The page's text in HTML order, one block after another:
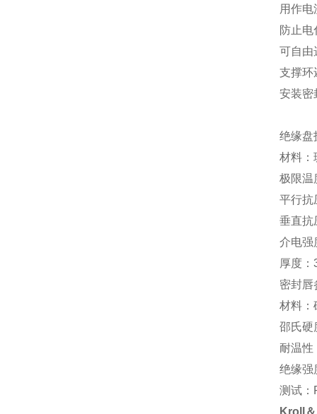
用作电
防止电
可自由
支撑环
安装密
绝缘盘
材料：
极限温
平行抗
垂直抗
介电强
厚度：
密封唇
材料
邵氏硬
耐温性
绝缘强
测试：
Kroll